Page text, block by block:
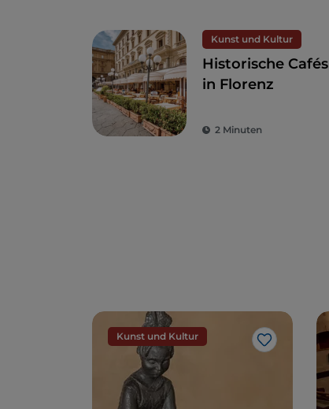
Kunst und Kultur
Historische Cafés
in Florenz
2 Minuten
Kunst und Kultur
Like